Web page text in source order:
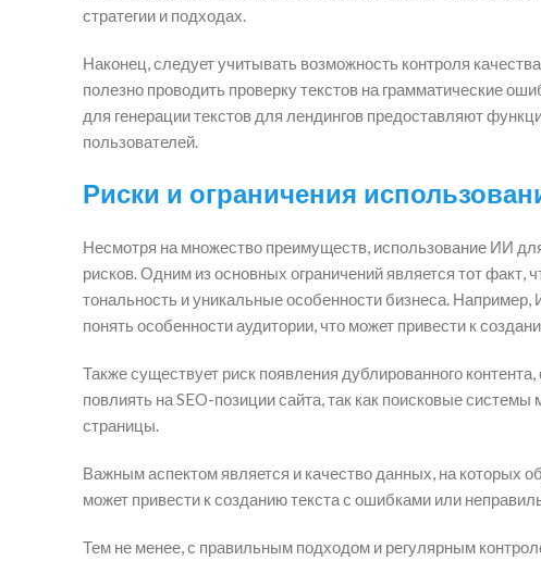
стратегии и подходах.
Наконец, следует учитывать возможность контроля
полезно проводить проверку текстов на грамматические
для генерации текстов для лендингов предоставляют
пользователей.
Риски и ограничения
Несмотря на множество преимуществ, использование ИИ
рисков. Одним из основных ограничений является тот факт,
тональность и уникальные особенности бизнеса.
понять особенности аудитории, что может привести к
Также существует риск появления дублированного
повлиять на SEO-позиции сайта, так как поисковые системы
страницы.
Важным аспектом является и качество данных, на которых
может привести к созданию текста с ошибками или
Тем не менее, с правильным подходом и регулярным